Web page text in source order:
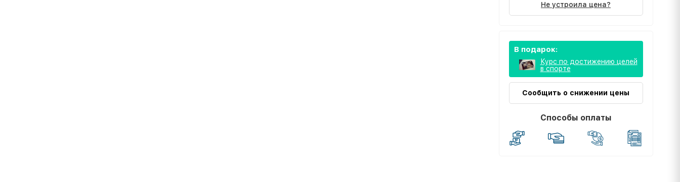
Не устроила цена?
В подарок:
Курс по достижению целей
в спорте
Сообщить о снижении цены
Способы оплаты